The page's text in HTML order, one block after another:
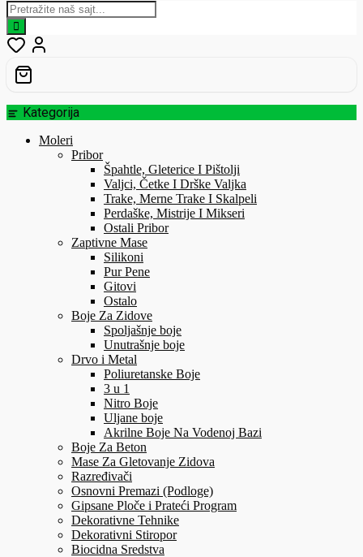
Kategorija
Moleri
Pribor
Špahtle, Gleterice I Pištolji
Valjci, Četke I Drške Valjka
Trake, Merne Trake I Skalpeli
Perdaške, Mistrije I Mikseri
Ostali Pribor
Zaptivne Mase
Silikoni
Pur Pene
Gitovi
Ostalo
Boje Za Zidove
Spoljašnje boje
Unutrašnje boje
Drvo i Metal
Poliuretanske Boje
3 u 1
Nitro Boje
Uljane boje
Akrilne Boje Na Vodenoj Bazi
Boje Za Beton
Mase Za Gletovanje Zidova
Razređivači
Osnovni Premazi (Podloge)
Gipsane Ploče i Prateći Program
Dekorativne Tehnike
Dekorativni Stiropor
Biocidna Sredstva